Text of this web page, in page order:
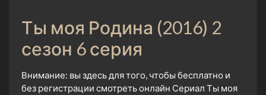
Ты моя Родина (2016) 2
сезон 6 серия
Внимание: вы здесь для того, чтобы бесплатно и
без регистрации смотреть онлайн Сериал Ты моя